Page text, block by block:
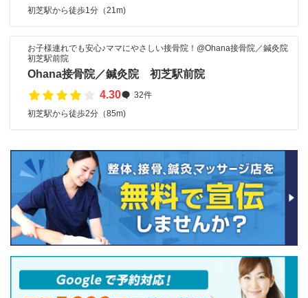
初芝駅から徒歩1分（21m)
お子様連れでも安心♪ママにやさしい接骨院！@Ohana接骨院／鍼灸院
初芝駅前院
Ohana接骨院／鍼灸院 初芝駅前院
4.30
32件
初芝駅から徒歩2分（85m)